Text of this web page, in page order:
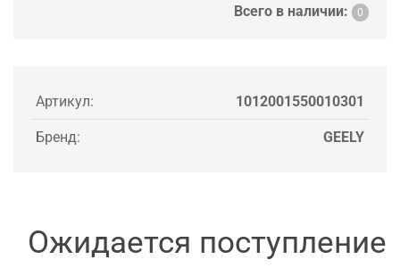
Всего в наличии: 0
Артикул: 1012001550010301
Бренд: GEELY
Ожидается поступление